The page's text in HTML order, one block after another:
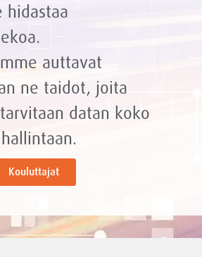
hidastaa
auttavat
ne taidot, joita
datan koko
Kouluttajat